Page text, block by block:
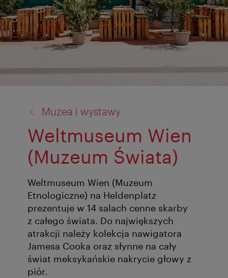
Muzea i wystawy
Weltmuseum Wien
(Muzeum Świata)
Weltmuseum Wien (Muzeum
Etnologiczne) na Heldenplatz
prezentuje w 14 salach cenne skarby
z całego świata. Do największych
atrakcji należy kolekcja nawigatora
Jamesa Cooka oraz słynne na cały
świat meksykańskie nakrycie głowy z
piór.